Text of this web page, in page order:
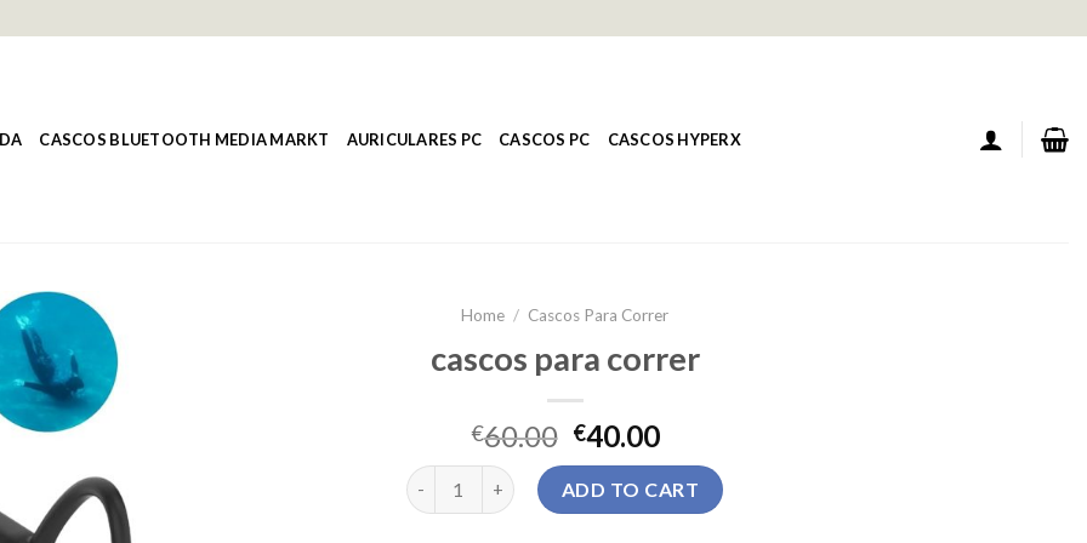
CASCOS BLUETOOTH MEDIA MARKT AURICULARES PC CASCOS PC CASCOS HYPERX
Home / Cascos Para Correr
cascos para correr
€60.00 €40.00
cascos para correr quantityADD TO CART